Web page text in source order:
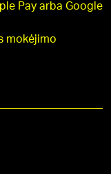
Pay arba Google
mokėjimo